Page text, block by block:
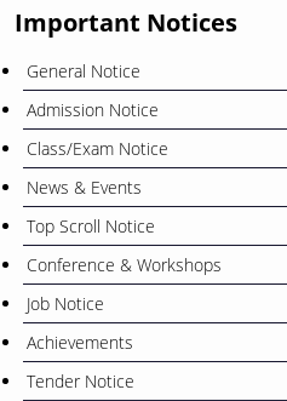
Important Notices
General Notice
Admission Notice
Class/Exam Notice
News & Events
Top Scroll Notice
Conference & Workshops
Job Notice
Achievements
Tender Notice